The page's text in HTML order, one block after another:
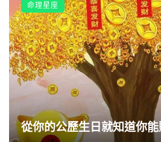
此外，在現世的夫妻相處中，夫
的，而在爭吵之後，總是會有某
方可能不肯，若是此種情形，代
這場夫妻緣還沒有結束。若是夫
平淡，且互不留礙，這代表夫妻
雙方的相處就像朋友，誰也不會
從你的公歷生日就知道你
命理星座